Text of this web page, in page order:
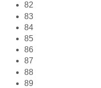
82
83
84
85
86
87
88
89